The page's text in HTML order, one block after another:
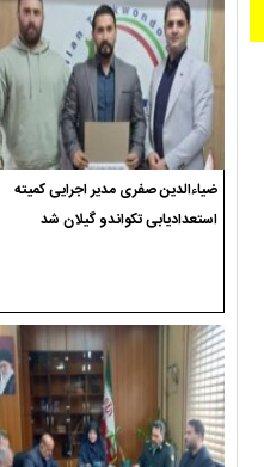
ضیاءالدین صفری مدیر اجرایی کمیته
استعدادیابی تکواندو گیلان شد